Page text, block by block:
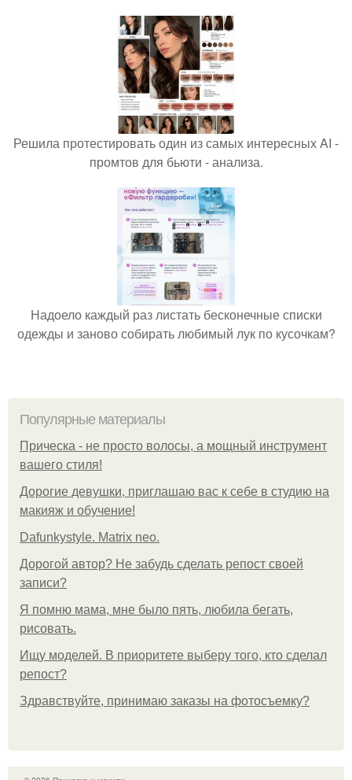
Решила протестировать один из самых интересных AI -
промтов для бьюти - анализа.
Надоело каждый раз листать бесконечные списки
одежды и заново собирать любимый лук по кусочкам?
Популярные материалы
Прическа - не просто волосы, а мощный инструмент
вашего стиля!
Дорогие девушки, приглашаю вас к себе в студию на
макияж и обучение!
Dafunkystyle. Matrix neo.
Дорогой автор? Не забудь сделать репост своей
записи?
Я помню мама, мне было пять, любила бегать,
рисовать.
Ищу моделей. В приоритете выберу того, кто сделал
репост?
Здравствуйте, принимаю заказы на фотосъемку?